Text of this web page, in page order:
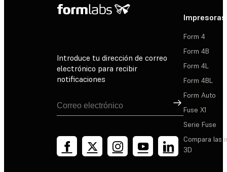
Introduce tu dirección de correo
electrónico para recibir
notificaciones
Suscribirse
Impresoras
Form 4
Form 4B
Form 4L
Form 4BL
Form Auto
Fuse X1
Serie Fuse
Compara las
3D